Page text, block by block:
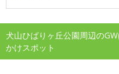
犬山ひばりヶ丘公園周辺の
かけスポット